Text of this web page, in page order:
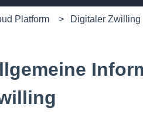
Platform Digitaler Zwilling